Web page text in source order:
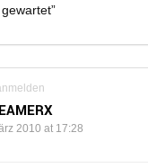
2010 at 17:28